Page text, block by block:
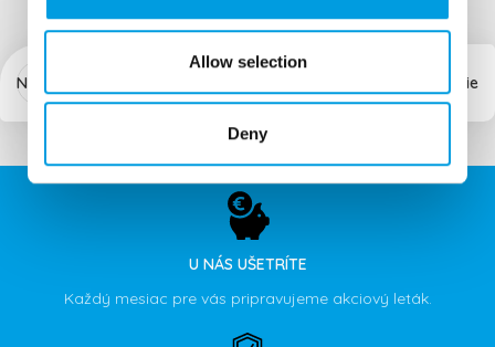
Allow selection
Deny
Novšie Staršie
U NÁS UŠETRÍTE
Každý mesiac pre vás pripravujeme akciový leták.